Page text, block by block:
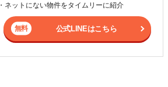
・ネットにない物件をタイムリーに紹介
公式LINEはこちら